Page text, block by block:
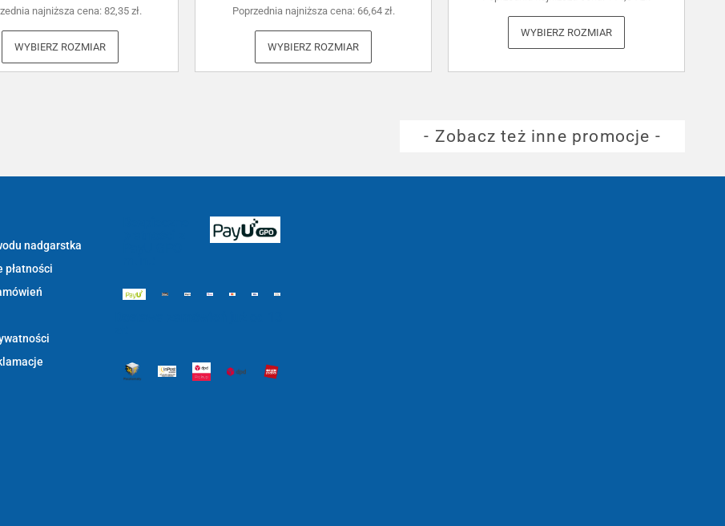
najniższa cena:82,35 zł.
WYBIERZ ROZMIAR
Poprzednia najniższa cena: 66,64 zł.
WYBIERZ ROZMIAR
WYBIERZ ROZMIAR
- Zobacz też inne promocje -
nadgarstka
płatności